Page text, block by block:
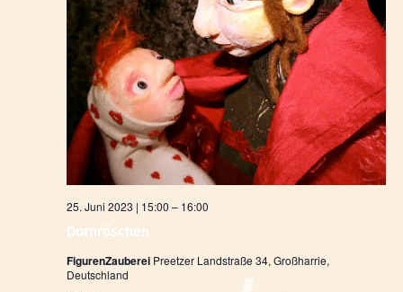
Dornröschen
25. Juni 2023 | 15:00 – 16:00
FigurenZauberei Preetzer Landstraße 34, Großharrie,
Deutschland